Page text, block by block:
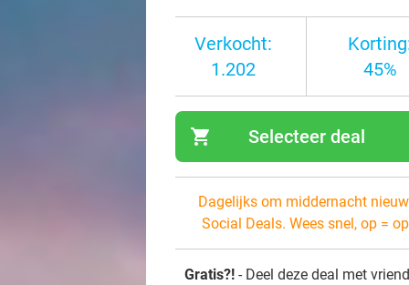
Verkocht:
1.202
45%
shopping_cart Selecteer deal
Dagelijks om middernacht
Social Deals. Wees snel, op =
Gratis?! - Deel deze deal met